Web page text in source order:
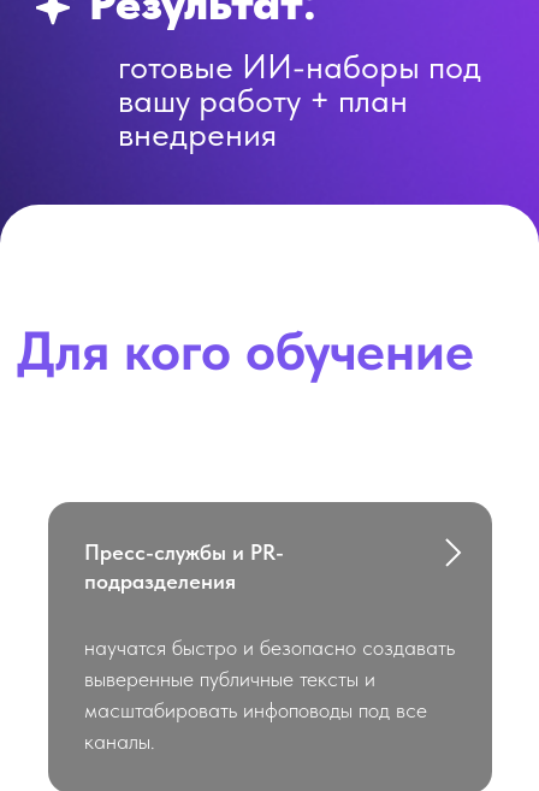
Пресс-службы и PR-
подразделения
научатся быстро и безопасно создавать
выверенные публичные тексты и
масштабировать инфоповоды под все
каналы.